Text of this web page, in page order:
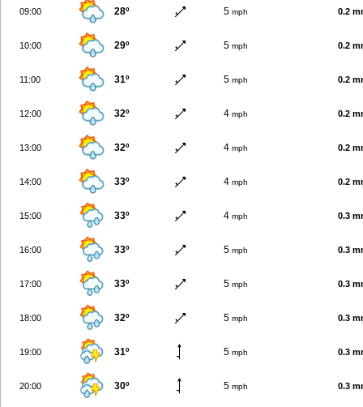
09:00 28º 5 mph 0.2
10:00 29º 5 mph 0.2
11:00 31º 5 mph 0.2
12:00 32º 4 mph 0.2
13:00 32º 4 mph 0.2
14:00 33º 4 mph 0.2
15:00 33º 4 mph 0.3
16:00 33º 5 mph 0.3
17:00 33º 5 mph 0.3
18:00 32º 5 mph 0.3
19:00 31º 5 mph 0.3
20:00 30º 5 mph 0.3